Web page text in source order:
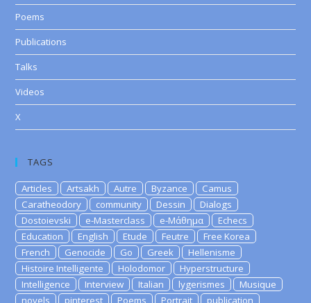
Poems
Publications
Talks
Videos
X
TAGS
Articles Artsakh Autre Byzance
Camus
Caratheodory
community Dessin
Dialogs
Dostoievski
e-Masterclass e-Μάθημα
Echecs
Education
English Etude Feutre
Free Korea
French
Genocide Go Greek
Hellenisme
Histoire Intelligente
Holodomor
Hyperstructure
Intelligence
Interview Italian lygerismes
Musique
novels
pinterest Poems Portrait
publication